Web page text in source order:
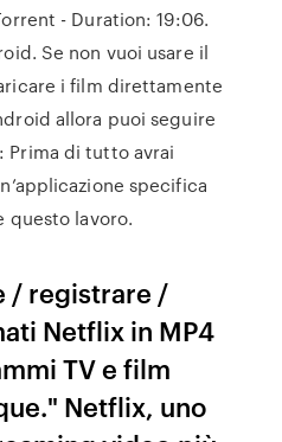
- Duration: 19:06.
Se non vuoi usare il
i film direttamente
allora puoi seguire
di tutto avrai
specifica
questo lavoro.
/ registrare /
Netflix in MP4
TV e film
Netflix, uno